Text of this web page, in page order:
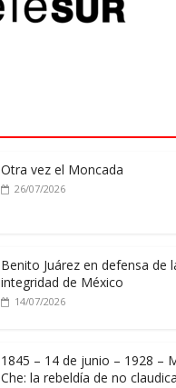
Otra vez el Moncada
26/07/2026
Benito Juárez en defensa de
integridad de México
14/07/2026
1845 – 14 de junio – 1928 –
Che: la rebeldía de no